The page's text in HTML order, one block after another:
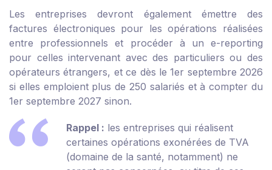
Les entreprises devront également émettre des
factures électroniques pour les opérations réalisées
entre professionnels et procéder à un e-reporting
pour celles intervenant avec des particuliers ou des
opérateurs étrangers, et ce dès le 1er septembre 2026
si elles emploient plus de 250 salariés et à compter du
1er septembre 2027 sinon.
Rappel : les entreprises qui réalisent
certaines opérations exonérées de TVA
(domaine de la santé, notamment) ne